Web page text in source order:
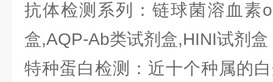
抗体检测系列：链球菌溶血素
盒,AQP-Ab类试剂盒,HINI试剂盒
特种蛋白检测：近十个种属的